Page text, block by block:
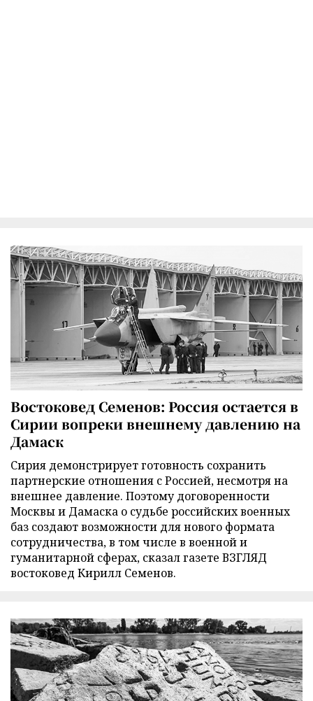
Востоковед Семенов: Россия остается в
Сирии вопреки внешнему давлению на
Дамаск
Сирия демонстрирует готовность сохранить
партнерские отношения с Россией, несмотря на
внешнее давление. Поэтому договоренности
Москвы и Дамаска о судьбе российских военных
баз создают возможности для нового формата
сотрудничества, в том числе в военной и
гуманитарной сферах, сказал газете ВЗГЛЯД
востоковед Кирилл Семенов.